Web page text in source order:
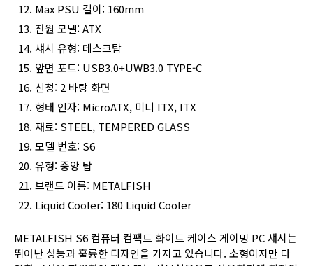
Max PSU 길이: 160mm
전원 모델: ATX
섀시 유형: 데스크탑
앞면 포트: USB3.0+UWB3.0 TYPE-C
신청: 2 바탕 화면
형태 인자: MicroATX, 미니 ITX, ITX
재료: STEEL, TEMPERED GLASS
모델 번호: S6
유형: 중앙 탑
브랜드 이름: METALFISH
Liquid Cooler: 180 Liquid Cooler
METALFISH S6 컴퓨터 컴팩트 화이트 케이스 게이밍 PC 섀시는
뛰어난 성능과 훌륭한 디자인을 가지고 있습니다. 소형이지만 다